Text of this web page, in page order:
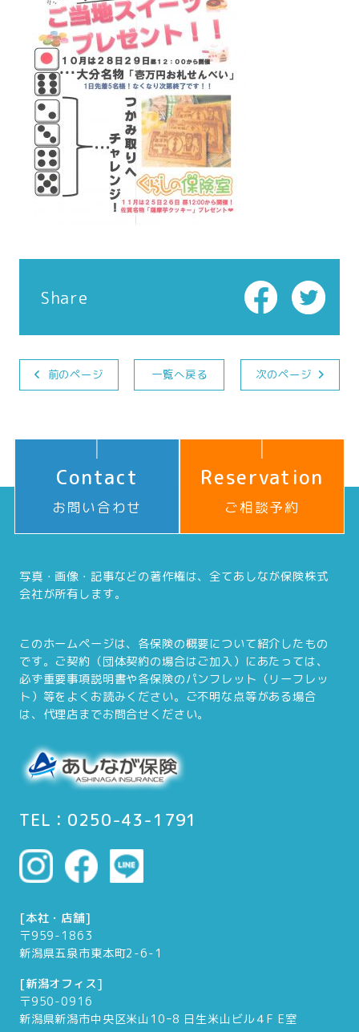
Share
前のページ 一覧へ戻る 次のページ
Contact
お問い合わせ
Reservation
ご相談予約
写真・画像・記事などの著作権は、全てあしなが保険株式
会社が所有します。
このホームページは、各保険の概要について紹介したもの
です。ご契約（団体契約の場合はご加入）にあたっては、
必ず重要事項説明書や各保険のパンフレット（リーフレッ
ト）等をよくお読みください。ご不明な点等がある場合
は、代理店までお問合せください。
TEL：0250-43-1791
[本社・店舗]
〒959-1863
新潟県五泉市東本町2-6-1
[新潟オフィス]
〒950-0916
新潟県新潟市中央区米山10ｰ8 日生米山ビル４F E室